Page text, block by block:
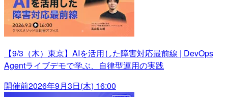
【9/3（木）東京】AIを活用した障害対応最前線 | DevOps
Agentライブデモで学ぶ、自律型運用の実践
開催前2026年9月3日(木) 16:00